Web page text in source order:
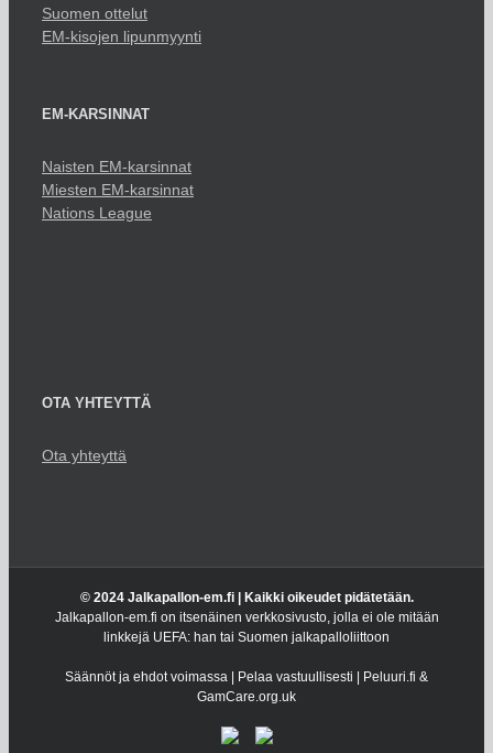
Suomen ottelut
EM-kisojen lipunmyynti
EM-KARSINNAT
Naisten EM-karsinnat
Miesten EM-karsinnat
Nations League
OTA YHTEYTTÄ
Ota yhteyttä
© 2024 Jalkapallon-em.fi | Kaikki oikeudet pidätetään.
Jalkapallon-em.fi on itsenäinen verkkosivusto, jolla ei ole mitään
linkkejä UEFA: han tai Suomen jalkapalloliittoon
Säännöt ja ehdot voimassa | Pelaa vastuullisesti | Peluuri.fi &
GamCare.org.uk